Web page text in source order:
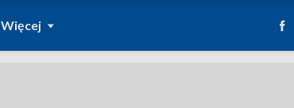
Więcej